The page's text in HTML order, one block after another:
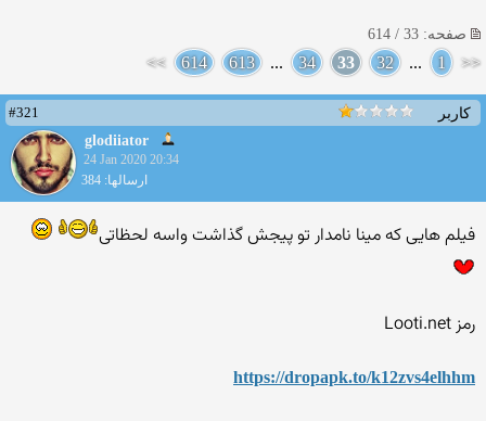
صفحه: 33 / 614
<<
1
...
32
33
34
...
613
614
>>
کاربر
#321
glodiiator
24 Jan 2020 20:34
ارسالها: 384
فیلم هایی که مینا نامدار تو پیجش گذاشت واسه لحظاتی
رمز Looti.net
https://dropapk.to/k12zvs4elhhm